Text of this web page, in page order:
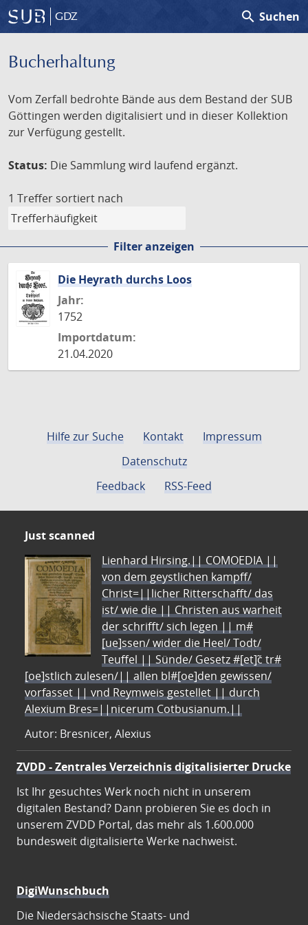
GDZ search Suchen
Bucherhaltung
Vom Zerfall bedrohte Bände aus dem Bestand der SUB
Göttingen werden digitalisiert und in dieser Kollektion
zur Verfügung gestellt.
Status: Die Sammlung wird laufend ergänzt.
1 Treffer sortiert nach
Filter anzeigen
Die Heyrath durchs Loos
Jahr:
1752
Importdatum:
21.04.2020
Hilfe zur Suche Kontakt
Impressum
Datenschutz
Feedback
RSS-Feed
Just scanned
Lienhard Hirsing.|| COMOEDIA ||
von dem geystlichen kampff/
Christ=||licher Ritterschafft/ das
ist/ wie die || Christen aus warheit
der schrifft/ sich legen || m#
[ue]ssen/ wider die Heel/ Todt/
Teuffel || Sünde/ Gesetz #[et]c̃ tr#
[oe]stlich zulesen/|| allen bl#[oe]den gewissen/
vorfasset || vnd Reymweis gestellet || durch
Alexium Bres=||nicerum Cotbusianum.||
Autor: Bresnicer, Alexius
ZVDD - Zentrales Verzeichnis digitalisierter Drucke
Ist Ihr gesuchtes Werk noch nicht in unserem
digitalen Bestand? Dann probieren Sie es doch in
unserem ZVDD Portal, das mehr als 1.600.000
bundesweit digitalisierte Werke nachweist.
DigiWunschbuch
Die Niedersächsische Staats- und